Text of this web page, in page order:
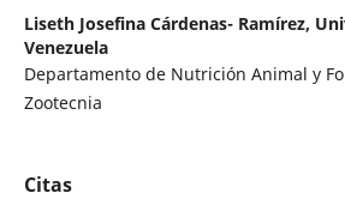
Liseth Josefina Cárdenas- Ramírez,
Venezuela
Departamento de Nutrición Animal y
Zootecnia
Citas